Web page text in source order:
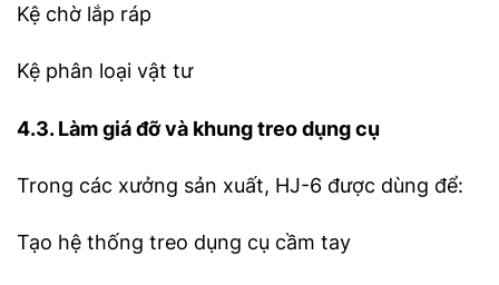
Kệ chờ lắp ráp
Kệ phân loại vật tư
4.3. Làm giá đỡ và khung treo dụng cụ
Trong các xưởng sản xuất, HJ-6 được dùng để:
Tạo hệ thống treo dụng cụ cầm tay